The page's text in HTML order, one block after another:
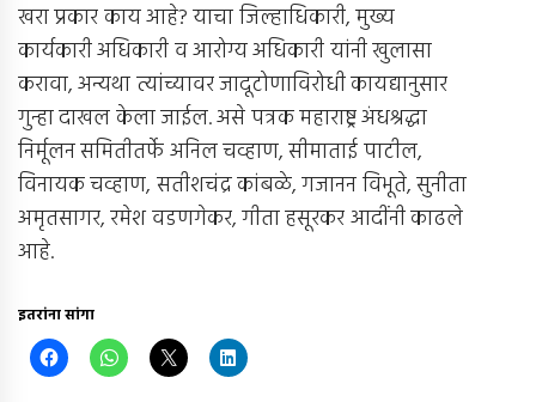
खरा प्रकार काय आहे? याचा जिल्हाधिकारी, मुख्य
कार्यकारी अधिकारी व आरोग्य अधिकारी यांनी खुलासा
करावा, अन्यथा त्यांच्यावर जादूटोणाविरोधी कायद्यानुसार
गुन्हा दाखल केला जाईल. असे पत्रक महाराष्ट्र अंधश्रद्धा
निर्मूलन समितीतर्फे अनिल चव्हाण, सीमाताई पाटील,
विनायक चव्हाण, सतीशचंद्र कांबळे, गजानन विभूते, सुनीता
अमृतसागर, रमेश वडणगेकर, गीता हसूरकर आदींनी काढले
आहे.
इतरांना सांगा